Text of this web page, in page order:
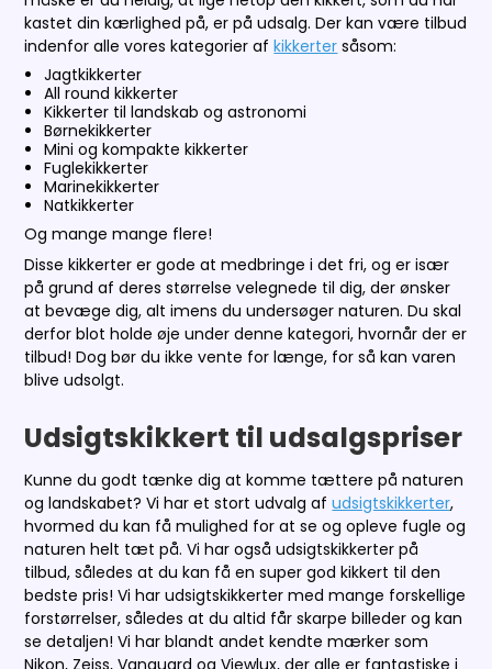
kastet din kærlighed på, er på udsalg. Der kan være tilbud
indenfor alle vores kategorier afkikkerter såsom:
Jagtkikkerter
All round kikkerter
Kikkerter til landskab og astronomi
Børnekikkerter
Mini og kompakte kikkerter
Fuglekikkerter
Marinekikkerter
Natkikkerter
Og mange mange flere!
Disse kikkerter er gode at medbringe i det fri, og er især
på grund af deres størrelse velegnede til dig, der ønsker
at bevæge dig, alt imens du undersøger naturen. Du skal
derfor blot holde øje under denne kategori, hvornår der er
tilbud! Dog bør du ikke vente for længe, for så kan varen
blive udsolgt.
Udsigtskikkert til udsalgspriser
Kunne du godt tænke dig at komme tættere på naturen
og landskabet? Vi har et stort udvalg afudsigtskikkerter,
hvormed du kan få mulighed for at se og opleve fugle og
naturen helt tæt på. Vi har også udsigtskikkerter på
tilbud, således at du kan få en super god kikkert til den
bedste pris! Vi har udsigtskikkerter med mange forskellige
forstørrelser, således at du altid får skarpe billeder og kan
se detaljen! Vi har blandt andet kendte mærker som